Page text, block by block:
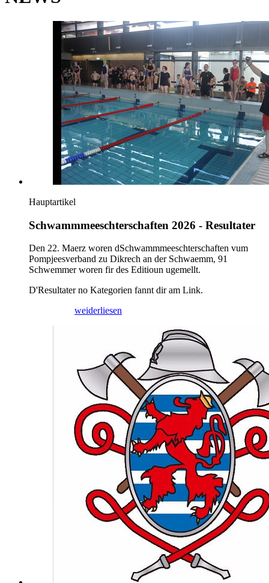
Hauptartikel
Schwammmeeschterschaften 2026 - Resultater
Den 22. Maerz woren dSchwammmeeschterschaften vum
Pompjeesverband zu Dikrech an der Schwaemm, 91
Schwemmer woren fir des Editioun ugemellt.
D'Resultater no Kategorien fannt dir am Link.
weiderliesen